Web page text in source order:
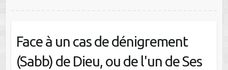
Face à un cas de dénigrement
(Sabb) de Dieu, ou de l'un de Ses